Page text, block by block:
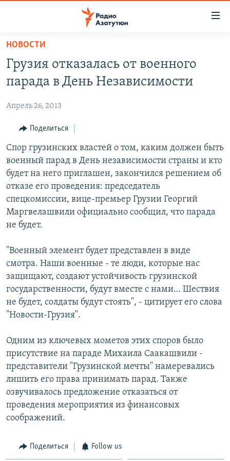
Перейти
основному
содержанию
Перейти
навигации
Перейти
поиску
НОВОСТИ
ПОЛИТИКА
ОБЩЕСТВО
ЭКОНОМИКА
РЕГИОН
НАГОРНЫЙ КАРАБАХ
КУЛЬТУРА
СПОРТ
АРХИВ
Հայերեն
English
Русский
Все сайты Радио Азатутюн
НОВОСТИ
Грузия отказалась от военного
парада в День Независимости
Апрель 26, 2013
Поделиться
Спор грузинских властей о том, каким должен быть
военный парад в День независимости страны и кто
будет на него приглашен, закончился решением об
отказе его проведения: председатель
спецкомиссии, вице-премьер Грузии Георгий
Маргвелашвили официально сообщил, что парада
не будет.
"Военный элемент будет представлен в виде
смотра. Наши военные - те люди, которые нас
защищают, создают устойчивость грузинской
государственности, будут вместе с нами… Шествия
не будет, солдаты будут стоять", - цитирует его слова
"Новости-Грузия".
Одним из ключевых мометов этих споров было
присутствие на параде Михаила Саакашвили -
представители "Грузинской мечты" намеревались
лишить его права принимать парад. Также
озвучивалось предложение отказаться от
проведения мероприятия из финансовых
соображений.
Поделиться Follow us